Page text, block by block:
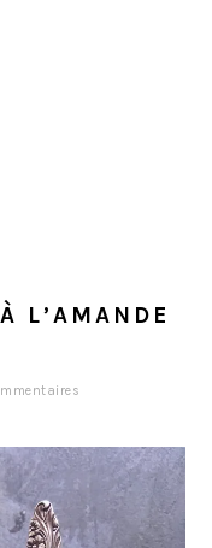
L’AMANDE